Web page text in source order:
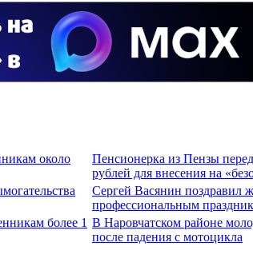
около
Пенсионерка из Пензы
рублей для внесения на
Сергей Васянин поздравил
профессиональным
более 1 В Наровчатском районе
после падения с мотоцикла